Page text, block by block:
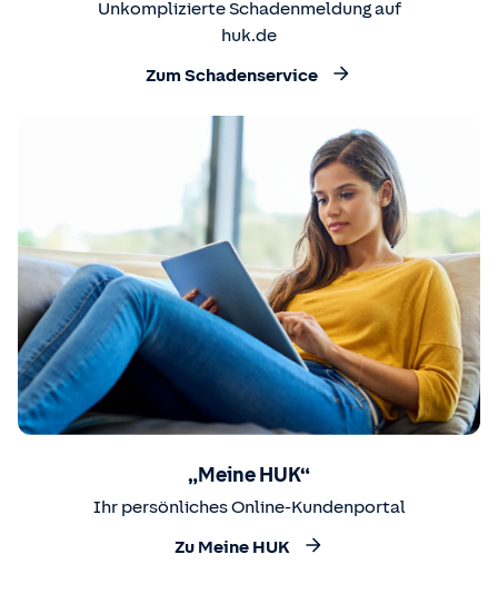
Unkomplizierte Schadenmeldung auf
huk.de
Zum Schadenservice
„Meine HUK“
Ihr persönliches Online-Kundenportal
Zu Meine HUK